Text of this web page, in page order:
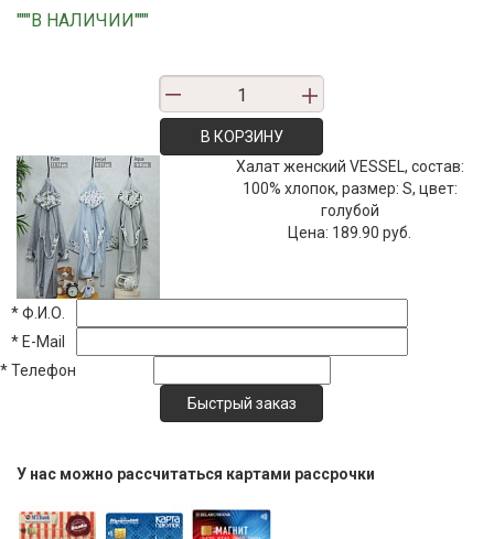
"""В НАЛИЧИИ"""
В КОРЗИНУ
Халат женский VESSEL, состав:
100% хлопок, размер: S, цвет:
голубой
Цена: 189.90 руб.
*Ф.И.О.
* E-Mail
*Телефон
У нас можно рассчитаться картами рассрочки